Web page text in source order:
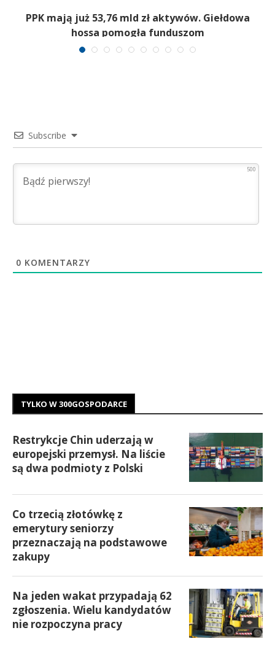
PPK mają już 53,76 mld zł aktywów. Giełdowa
hossa pomogła funduszom
Subscribe
500
0 KOMENTARZY
TYLKO W 300GOSPODARCE
Restrykcje Chin uderzają w
europejski przemysł. Na liście
są dwa podmioty z Polski
Co trzecią złotówkę z
emerytury seniorzy
przeznaczają na podstawowe
zakupy
Na jeden wakat przypadają 62
zgłoszenia. Wielu kandydatów
nie rozpoczyna pracy